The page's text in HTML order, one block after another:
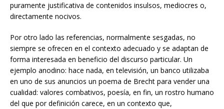
puramente justificativa de contenidos insulsos, mediocres o,
directamente nocivos.
Por otro lado las referencias, normalmente sesgadas, no
siempre se ofrecen en el contexto adecuado y se adaptan de
forma interesada en beneficio del discurso particular. Un
ejemplo anodino: hace nada, en televisión, un banco utilizaba
en uno de sus anuncios un poema de Brecht para vender una
cualidad: valores combativos, poesía, en fin, un rostro humano
del que por definición carece, en un contexto que,